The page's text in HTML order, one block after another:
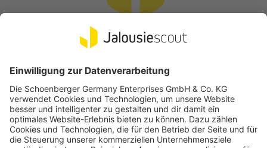
Vertrag widerrufen
Beliebte Kategorien